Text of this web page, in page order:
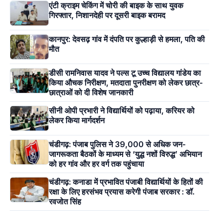
एंटी क्राइम चेकिंग में चोरी की बाइक के साथ युवक
गिरफ्तार, निशानदेही पर दूसरी बाइक बरामद
कानपुर: देवसढ़ गांव में दंपति पर कुल्हाड़ी से हमला, पति की
मौत
डीसी रामनिवास यादव ने पल्स टू उच्च विद्यालय गांडेय का
किया औचक निरीक्षण, मतदाता पुनरीक्षण को लेकर छात्र-
छात्राओं को दी विशेष जानकारी
सीनी ओपी प्रभारी ने विद्यार्थियों को पढ़ाया, करियर को
लेकर किया मार्गदर्शन
चंडीगढ़: पंजाब पुलिस ने 39,000 से अधिक जन-
जागरूकता बैठकों के माध्यम से ‘युद्ध नशों विरुद्ध’ अभियान
को हर गांव और हर वर्ग तक पहुंचाया
चंडीगढ़: कनाडा में प्रभावित पंजाबी विद्यार्थियों के हितों की
रक्षा के लिए हरसंभव प्रयास करेगी पंजाब सरकार : डॉ.
रवजोत सिंह